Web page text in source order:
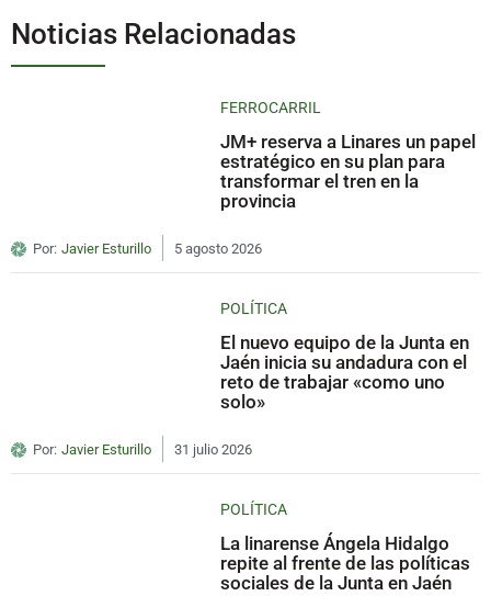
Noticias Relacionadas
FERROCARRIL
JM+ reserva a Linares un papel
estratégico en su plan para
transformar el tren en la
provincia
Por: Javier Esturillo 5 agosto 2026
POLÍTICA
El nuevo equipo de la Junta en
Jaén inicia su andadura con el
reto de trabajar «como uno
solo»
Por: Javier Esturillo 31 julio 2026
POLÍTICA
La linarense Ángela Hidalgo
repite al frente de las políticas
sociales de la Junta en Jaén